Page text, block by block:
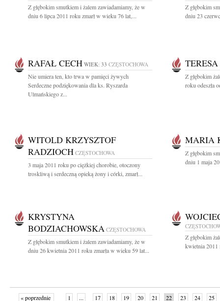
Z głębokim smutkiem i żalem zawiadamiamy, że w
dniu 6 lipca 2011 roku zmarł w wieku 76 lat,...
Z głębokim
dniu 23
RAFAŁ CECH WIEK: 33 CZĘSTOCHOWA
Nie umiera ten, kto trwa w pamięci żywych
Serdeczne podziękowania dla ks. Ryszarda
Ulmańskiego z...
Z głębokim
roku odeszła
WITOLD KRZYSZTOF
RADZIOCH CZĘSTOCHOWA
3 maja 2011 roku po ciężkiej chorobie, otoczony
troskliwą i serdeczną opieką żony i córki, zmarł...
MARIA
Z głębokim
dniu 1 maja
KRYSTYNA
BODZIACHOWSKA CZĘSTOCHOWA
Z głębokim smutkiem i żalem zawiadamiamy, że w
dniu 26 kwietnia 2011 roku zmarła w wieku 59 lat...
Z głębokim
kwietnia 2011
« poprzednie 1 ... 17 18 19 20 21 22 23 24 25